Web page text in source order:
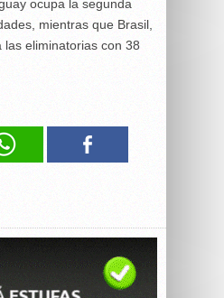
ocupa la segunda
mientras que Brasil,
las eliminatorias con 38